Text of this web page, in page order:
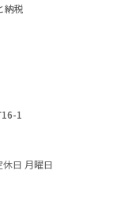
納税
1
日 月曜日